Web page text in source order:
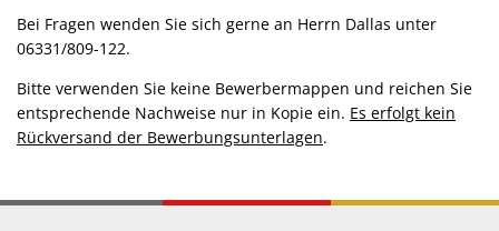
Bei Fragen wenden Sie sich gerne an Herrn Dallas unter
06331/809-122.
Bitte verwenden Sie keine Bewerbermappen und reichen Sie
entsprechende Nachweise nur in Kopie ein. Es erfolgt kein
Rückversand der Bewerbungsunterlagen.